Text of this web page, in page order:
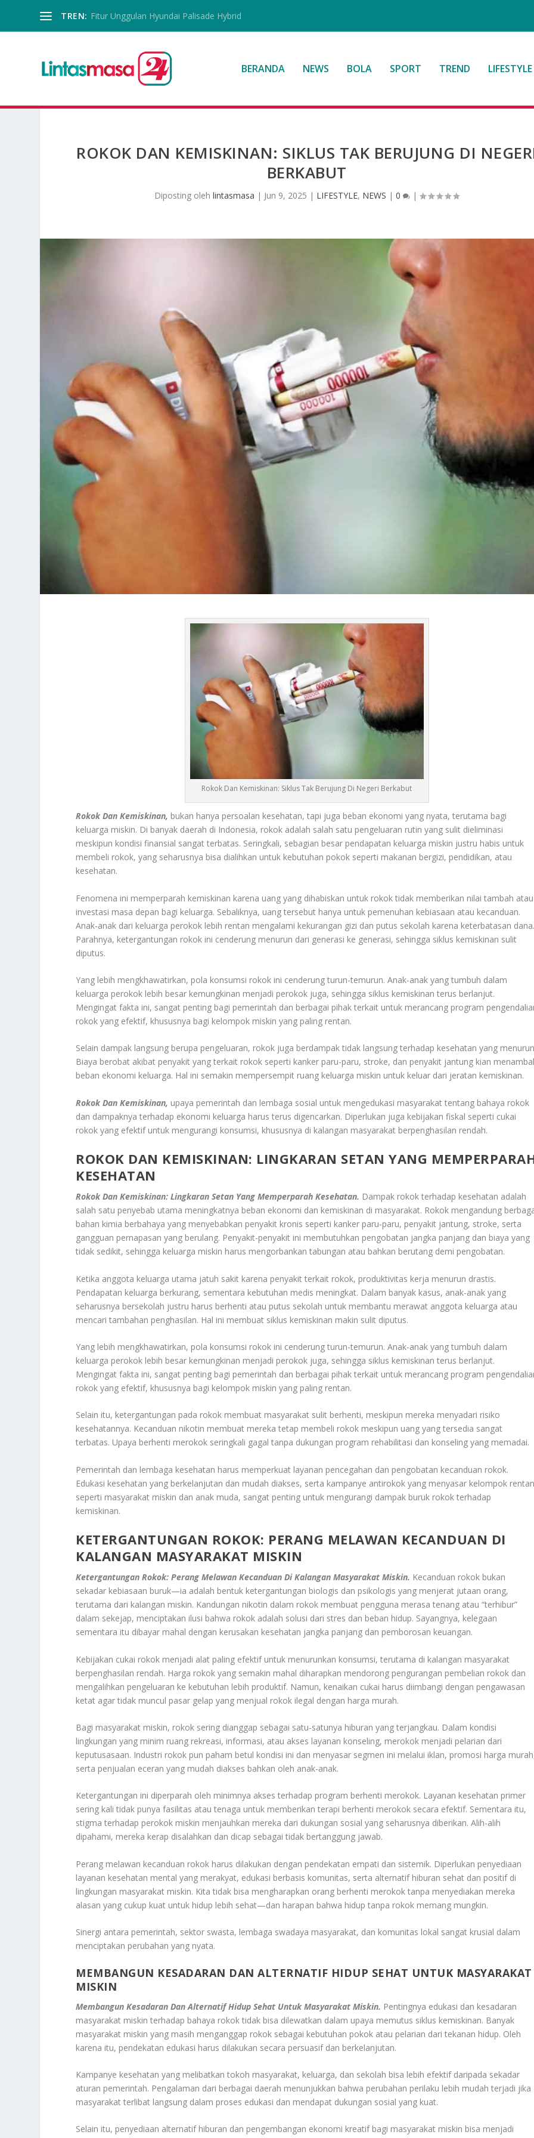
TREN: Fitur Unggulan Hyundai Palisade Hybrid
BERANDA NEWS BOLA SPORT TREND LIFESTYLE
ROKOK DAN KEMISKINAN: SIKLUS TAK BERUJUNG DI
BERKABUT
Diposting olehlintasmasa | Jun 9, 2025 | LIFESTYLE, NEWS |0 |
Rokok Dan Kemiskinan: Siklus Tak Berujung Di Negeri Berkabut
Rokok Dan Kemiskinan, bukan hanya persoalan kesehatan, tapi juga beban ekonomi yang nyata, terutama bagi
keluarga miskin. Di banyak daerah di Indonesia, rokok adalah salah satu pengeluaran rutin yang sulit dieliminasi
meskipun kondisi finansial sangat terbatas. Seringkali, sebagian besar pendapatan keluarga miskin justru habis untuk
membeli rokok, yang seharusnya bisa dialihkan untuk kebutuhan pokok seperti makanan bergizi, pendidikan, atau
kesehatan.
Fenomena ini memperparah kemiskinan karena uang yang dihabiskan untuk rokok tidak memberikan nilai tambah atau
investasi masa depan bagi keluarga. Sebaliknya, uang tersebut hanya untuk pemenuhan kebiasaan atau kecanduan.
Anak-anak dari keluarga perokok lebih rentan mengalami kekurangan gizi dan putus sekolah karena keterbatasan
Parahnya, ketergantungan rokok ini cenderung menurun dari generasi ke generasi, sehingga siklus kemiskinan sulit
diputus.
Yang lebih mengkhawatirkan, pola konsumsi rokok ini cenderung turun-temurun. Anak-anak yang tumbuh dalam
keluarga perokok lebih besar kemungkinan menjadi perokok juga, sehingga siklus kemiskinan terus berlanjut.
Mengingat fakta ini, sangat penting bagi pemerintah dan berbagai pihak terkait untuk merancang program
rokok yang efektif, khususnya bagi kelompok miskin yang paling rentan.
Selain dampak langsung berupa pengeluaran, rokok juga berdampak tidak langsung terhadap kesehatan yang
Biaya berobat akibat penyakit yang terkait rokok seperti kanker paru-paru, stroke, dan penyakit jantung kian
beban ekonomi keluarga. Hal ini semakin mempersempit ruang keluarga miskin untuk keluar dari jeratan kemiskinan.
Rokok Dan Kemiskinan, upaya pemerintah dan lembaga sosial untuk mengedukasi masyarakat tentang bahaya rokok
dan dampaknya terhadap ekonomi keluarga harus terus digencarkan. Diperlukan juga kebijakan fiskal seperti cukai
rokok yang efektif untuk mengurangi konsumsi, khususnya di kalangan masyarakat berpenghasilan rendah.
ROKOK DAN KEMISKINAN: LINGKARAN SETAN YANG
KESEHATAN
Rokok Dan Kemiskinan: Lingkaran Setan Yang Memperparah Kesehatan. Dampak rokok terhadap kesehatan adalah
salah satu penyebab utama meningkatnya beban ekonomi dan kemiskinan di masyarakat. Rokok mengandung
bahan kimia berbahaya yang menyebabkan penyakit kronis seperti kanker paru-paru, penyakit jantung, stroke, serta
gangguan pernapasan yang berulang. Penyakit-penyakit ini membutuhkan pengobatan jangka panjang dan biaya yang
tidak sedikit, sehingga keluarga miskin harus mengorbankan tabungan atau bahkan berutang demi pengobatan.
Ketika anggota keluarga utama jatuh sakit karena penyakit terkait rokok, produktivitas kerja menurun drastis.
Pendapatan keluarga berkurang, sementara kebutuhan medis meningkat. Dalam banyak kasus, anak-anak yang
seharusnya bersekolah justru harus berhenti atau putus sekolah untuk membantu merawat anggota keluarga atau
mencari tambahan penghasilan. Hal ini membuat siklus kemiskinan makin sulit diputus.
Yang lebih mengkhawatirkan, pola konsumsi rokok ini cenderung turun-temurun. Anak-anak yang tumbuh dalam
keluarga perokok lebih besar kemungkinan menjadi perokok juga, sehingga siklus kemiskinan terus berlanjut.
Mengingat fakta ini, sangat penting bagi pemerintah dan berbagai pihak terkait untuk merancang program
rokok yang efektif, khususnya bagi kelompok miskin yang paling rentan.
Selain itu, ketergantungan pada rokok membuat masyarakat sulit berhenti, meskipun mereka menyadari risiko
kesehatannya. Kecanduan nikotin membuat mereka tetap membeli rokok meskipun uang yang tersedia sangat
terbatas. Upaya berhenti merokok seringkali gagal tanpa dukungan program rehabilitasi dan konseling yang memadai.
Pemerintah dan lembaga kesehatan harus memperkuat layanan pencegahan dan pengobatan kecanduan rokok.
Edukasi kesehatan yang berkelanjutan dan mudah diakses, serta kampanye antirokok yang menyasar kelompok
seperti masyarakat miskin dan anak muda, sangat penting untuk mengurangi dampak buruk rokok terhadap
kemiskinan.
KETERGANTUNGAN ROKOK: PERANG MELAWAN KECANDUAN DI
KALANGAN MASYARAKAT MISKIN
Ketergantungan Rokok: Perang Melawan Kecanduan Di Kalangan Masyarakat Miskin. Kecanduan rokok bukan
sekadar kebiasaan buruk—ia adalah bentuk ketergantungan biologis dan psikologis yang menjerat jutaan orang,
terutama dari kalangan miskin. Kandungan nikotin dalam rokok membuat pengguna merasa tenang atau “terhibur”
dalam sekejap, menciptakan ilusi bahwa rokok adalah solusi dari stres dan beban hidup. Sayangnya, kelegaan
sementara itu dibayar mahal dengan kerusakan kesehatan jangka panjang dan pemborosan keuangan.
Kebijakan cukai rokok menjadi alat paling efektif untuk menurunkan konsumsi, terutama di kalangan masyarakat
berpenghasilan rendah. Harga rokok yang semakin mahal diharapkan mendorong pengurangan pembelian rokok dan
mengalihkan pengeluaran ke kebutuhan lebih produktif. Namun, kenaikan cukai harus diimbangi dengan pengawasan
ketat agar tidak muncul pasar gelap yang menjual rokok ilegal dengan harga murah.
Bagi masyarakat miskin, rokok sering dianggap sebagai satu-satunya hiburan yang terjangkau. Dalam kondisi
lingkungan yang minim ruang rekreasi, informasi, atau akses layanan konseling, merokok menjadi pelarian dari
keputusasaan. Industri rokok pun paham betul kondisi ini dan menyasar segmen ini melalui iklan, promosi harga
serta penjualan eceran yang mudah diakses bahkan oleh anak-anak.
Ketergantungan ini diperparah oleh minimnya akses terhadap program berhenti merokok. Layanan kesehatan primer
sering kali tidak punya fasilitas atau tenaga untuk memberikan terapi berhenti merokok secara efektif. Sementara itu,
stigma terhadap perokok miskin menjauhkan mereka dari dukungan sosial yang seharusnya diberikan. Alih-alih
dipahami, mereka kerap disalahkan dan dicap sebagai tidak bertanggung jawab.
Perang melawan kecanduan rokok harus dilakukan dengan pendekatan empati dan sistemik. Diperlukan penyediaan
layanan kesehatan mental yang merakyat, edukasi berbasis komunitas, serta alternatif hiburan sehat dan positif di
lingkungan masyarakat miskin. Kita tidak bisa mengharapkan orang berhenti merokok tanpa menyediakan mereka
alasan yang cukup kuat untuk hidup lebih sehat—dan harapan bahwa hidup tanpa rokok memang mungkin.
Sinergi antara pemerintah, sektor swasta, lembaga swadaya masyarakat, dan komunitas lokal sangat krusial dalam
menciptakan perubahan yang nyata.
MEMBANGUN KESADARAN DAN ALTERNATIF HIDUP SEHAT UNTUK MASYARAKAT
MISKIN
Membangun Kesadaran Dan Alternatif Hidup Sehat Untuk Masyarakat Miskin. Pentingnya edukasi dan kesadaran
masyarakat miskin terhadap bahaya rokok tidak bisa dilewatkan dalam upaya memutus siklus kemiskinan. Banyak
masyarakat miskin yang masih menganggap rokok sebagai kebutuhan pokok atau pelarian dari tekanan hidup. Oleh
karena itu, pendekatan edukasi harus dilakukan secara persuasif dan berkelanjutan.
Kampanye kesehatan yang melibatkan tokoh masyarakat, keluarga, dan sekolah bisa lebih efektif daripada sekadar
aturan pemerintah. Pengalaman dari berbagai daerah menunjukkan bahwa perubahan perilaku lebih mudah terjadi jika
masyarakat terlibat langsung dalam proses edukasi dan mendapat dukungan sosial yang kuat.
Selain itu, penyediaan alternatif hiburan dan pengembangan ekonomi kreatif bagi masyarakat miskin bisa menjadi